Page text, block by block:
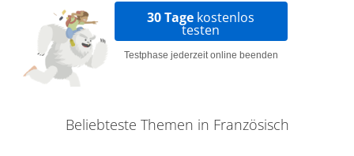
30 Tage kostenlos
testen
Testphase jederzeit online beenden
Beliebteste Themen in Französisch